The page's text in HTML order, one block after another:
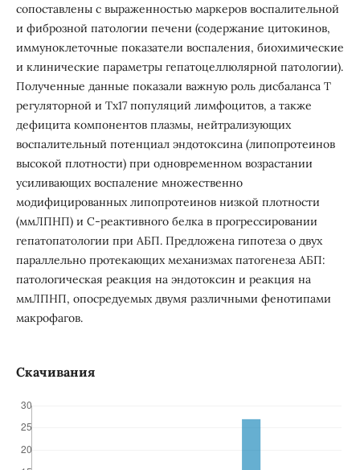
сопоставлены с выраженностью маркеров воспалительной
и фиброзной патологии печени (содержание цитокинов,
иммуноклеточные показатели воспаления, биохимические
и клинические параметры гепатоцеллюлярной патологии).
Полученные данные показали важную роль дисбаланса Т
регуляторной и Тх17 популяций лимфоцитов, а также
дефицита компонентов плазмы, нейтрализующих
воспалительный потенциал эндотоксина (липопротеинов
высокой плотности) при одновременном возрастании
усиливающих воспаление множественно
модифицированных липопротеинов низкой плотности
(ммЛПНП) и С-реактивного белка в прогрессировании
гепатопатологии при АБП. Предложена гипотеза о двух
параллельно протекающих механизмах патогенеза АБП:
патологическая реакция на эндотоксин и реакция на
ммЛПНП, опосредуемых двумя различными фенотипами
макрофагов.
Скачивания